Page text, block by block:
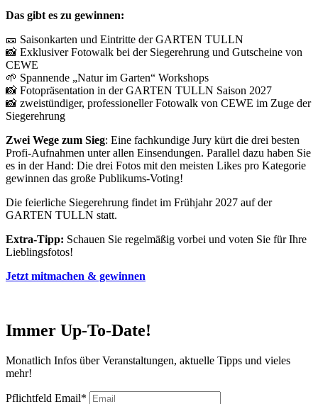
Das gibt es zu gewinnen:
🎫 Saisonkarten und Eintritte der GARTEN TULLN
📸 Exklusiver Fotowalk bei der Siegerehrung und Gutscheine von
CEWE
🌱 Spannende „Natur im Garten“ Workshops
📸 Fotopräsentation in der GARTEN TULLN Saison 2027
📸 zweistündiger, professioneller Fotowalk von CEWE im Zuge der
Siegerehrung
Zwei Wege zum Sieg: Eine fachkundige Jury kürt die drei besten
Profi-Aufnahmen unter allen Einsendungen. Parallel dazu haben Sie
es in der Hand: Die drei Fotos mit den meisten Likes pro Kategorie
gewinnen das große Publikums-Voting!
Die feierliche Siegerehrung findet im Frühjahr 2027 auf der
GARTEN TULLN statt.
Extra-Tipp: Schauen Sie regelmäßig vorbei und voten Sie für Ihre
Lieblingsfotos!
Jetzt mitmachen & gewinnen
Immer Up-To-Date!
Monatlich Infos über Veranstaltungen, aktuelle Tipps und vieles
mehr!
Pflichtfeld Email*